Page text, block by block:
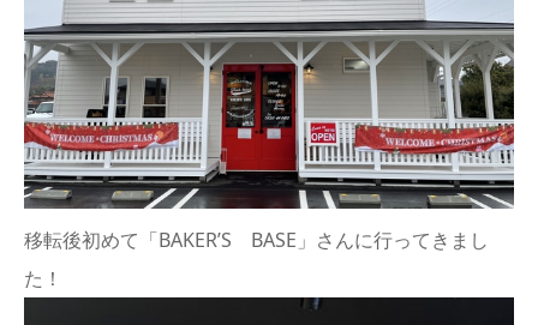
移転後初めて「BAKER’S BASE」さんに行ってきまし
た！